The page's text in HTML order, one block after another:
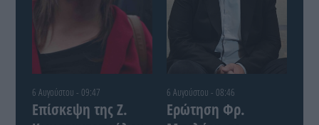
6 Αυγούστου - 09:47
Επίσκεψη της Ζ.
6 Αυγούστου - 08:46
Ερώτηση Φρ.